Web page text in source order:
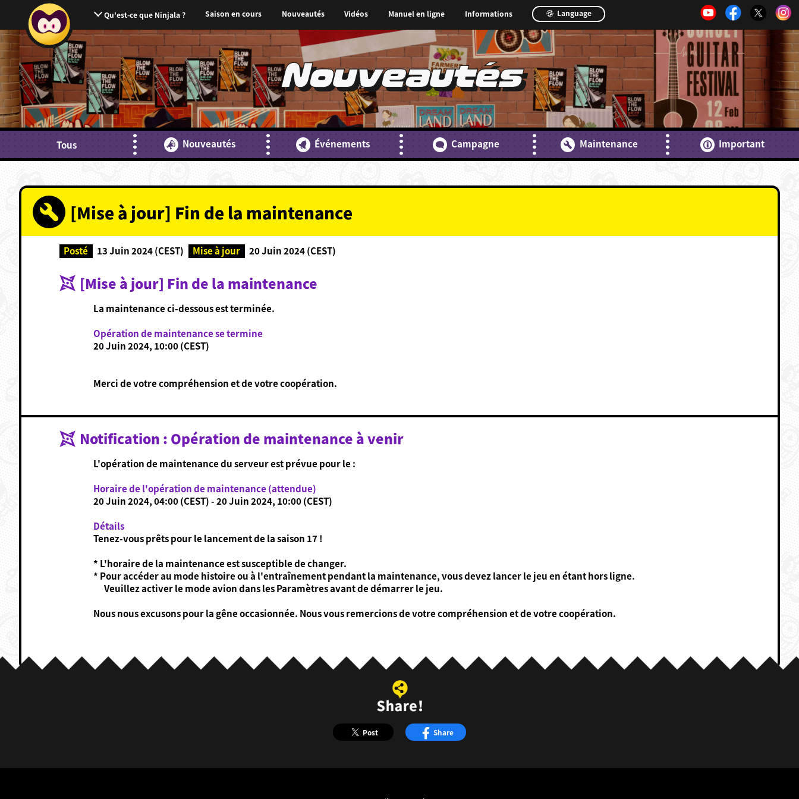
Qu'est-ce que Ninjala ? Saison en cours Nouveautés Vidéos Manuel en ligne Informations Language
Nouveautés
Tous Nouveautés Événements Campagne Maintenance Important
[Mise à jour] Fin de la maintenance
Posté 13 Juin 2024 (CEST) Mise à jour 20 Juin 2024 (CEST)
[Mise à jour] Fin de la maintenance
La maintenance ci-dessous est terminée.
Opération de maintenance se termine
20 Juin 2024, 10:00 (CEST)
Merci de votre compréhension et de votre coopération.
Notification : Opération de maintenance à venir
L'opération de maintenance du serveur est prévue pour le :
Horaire de l'opération de maintenance (attendue)
20 Juin 2024, 04:00 (CEST) - 20 Juin 2024, 10:00 (CEST)
Détails
Tenez-vous prêts pour le lancement de la saison 17 !
* L'horaire de la maintenance est susceptible de changer.
* Pour accéder au mode histoire ou à l'entraînement pendant la maintenance, vous devez lancer le jeu en étant hors ligne.
Veuillez activer le mode avion dans les Paramètres avant de démarrer le jeu.
Nous nous excusons pour la gêne occasionnée. Nous vous remercions de votre compréhension et de votre coopération.
Post Share